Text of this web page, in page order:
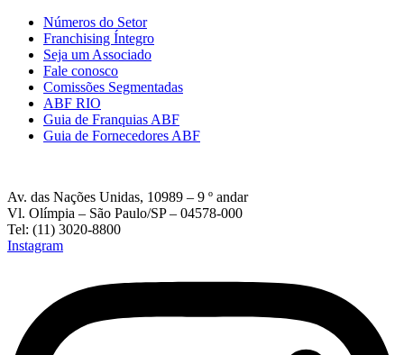
Números do Setor
Franchising Íntegro
Seja um Associado
Fale conosco
Comissões Segmentadas
ABF RIO
Guia de Franquias ABF
Guia de Fornecedores ABF
Av. das Nações Unidas, 10989 – 9 º andar
Vl. Olímpia – São Paulo/SP – 04578-000
Tel: (11) 3020-8800
Instagram